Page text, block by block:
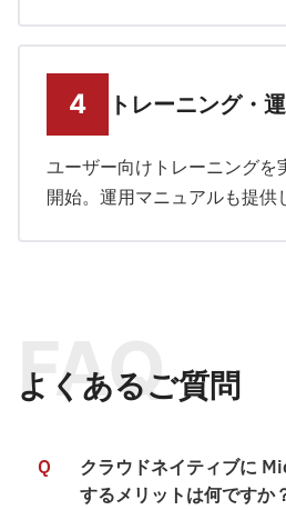
トレーニング・
ユーザー向けトレーニングを
開始。運用マニュアルも提供
よくあるご質問
FAQ
Q
クラウドネイティブに
するメリットは何ですか